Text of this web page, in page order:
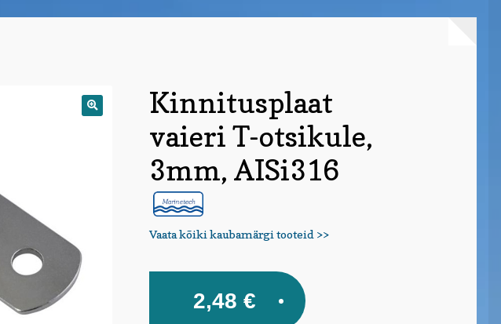
Kinnitusplaat
vaieri T-otsikule,
3mm, AISi316
Vaata kõiki kaubamärgi tooteid >>
2,48€